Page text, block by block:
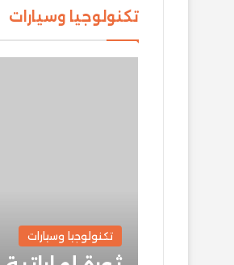
تكنولوجيا وسيارات
تكنولوجيا وسيارات